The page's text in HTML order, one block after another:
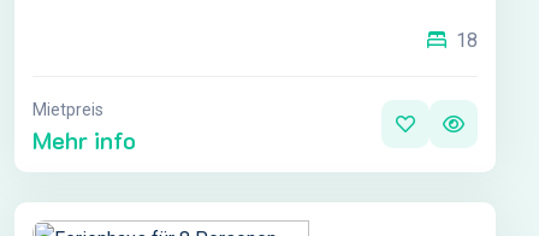
18
Mietpreis
Mehr info